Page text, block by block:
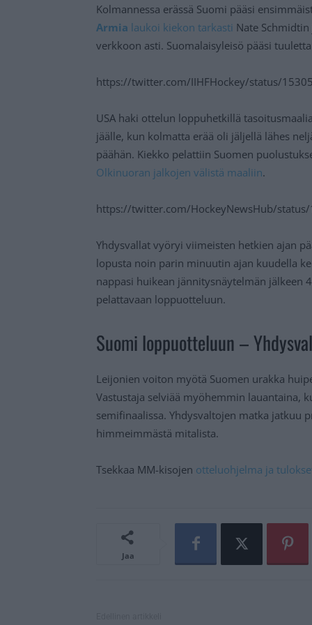
Kolmannessa erässä Suomi pääsi
Armia laukoi kiekon tarkasti Nate Schmidtin
verkkoon asti. Suomalaisyleisö pääsi
https://twitter.com/IIHFHockey/status/
USA haki ottelun loppuhetkillä
jäälle, kun kolmatta erää oli jäljellä lähes
päähän. Kiekko pelattiin Suomen
Olkinuoran jalkojen välistä maaliin.
https://twitter.com/HockeyNewsHub/
Yhdysvallat vyöryi viimeisten hetkien ajan
lopusta noin parin minuutin ajan kuudella
nappasi huikean jännitysnäytelmän jälkeen
pelattavaan loppuotteluun.
Suomi loppuotteluun –
Leijonien voiton myötä Suomen urakka
Vastustaja selviää myöhemmin lauantaina,
semifinaalissa. Yhdysvaltojen matka jatkuu
himmeimmästä mitalista.
Tsekkaa MM-kisojen otteluohjelma ja
Jaa